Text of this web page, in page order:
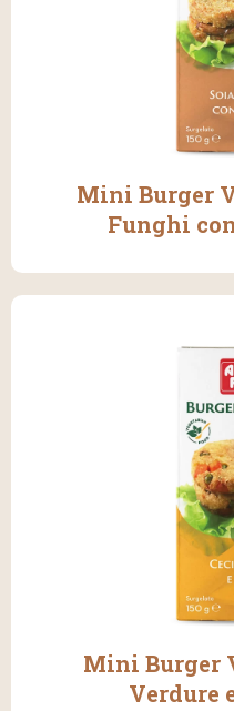
Mini Burger
Funghi
Mini Burger
Verdure